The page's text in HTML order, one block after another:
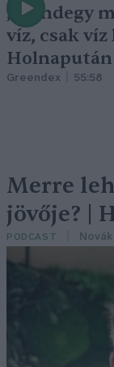
„Mindegy
víz, csak víz
Holnapután
Greendex 55:58
Merre
jövője? |
PODCAST